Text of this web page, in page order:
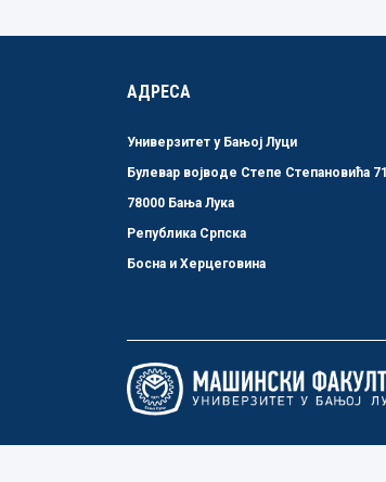
АДРЕСА
Универзитет у Бањој Луци
Булевар војводе Степе Степановића 71
78000 Бања Лука
Република Српска
Босна и Херцеговина